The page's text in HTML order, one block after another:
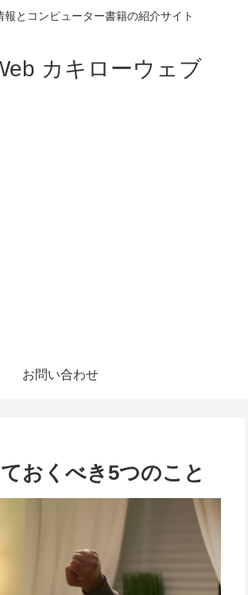
報とコンピューター書籍の紹介サイト
カキローウェブ
お問い合わせ
おくべき5つのこと